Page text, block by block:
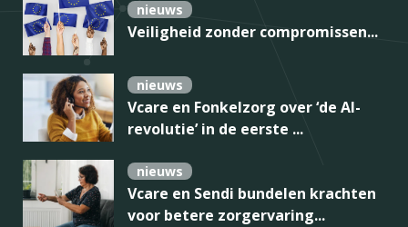
nieuws
Veiligheid zonder compromissen...
nieuws
Vcare en Fonkelzorg over ‘de AI-
revolutie’ in de eerste ...
nieuws
Vcare en Sendi bundelen krachten
voor betere zorgervaring...